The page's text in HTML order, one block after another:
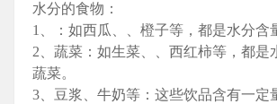
水分的食物：
1、：如西瓜、、橙子等，都是水分含
2、蔬菜：如生菜、、西红柿等，都是
蔬菜。
3、豆浆、牛奶等：这些饮品含有一定